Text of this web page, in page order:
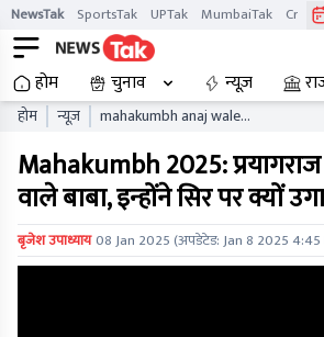
NewsTak SportsTak UPTak MumbaiTak
होम चुनाव न्यूज़
होम न्यूज़
mahakumbh anaj wale
why is he growing crops on
his head
Mahakumbh 2025:
वाले बाबा, इन्होंने सिर पर क्यों
बृजेश उपाध्याय08 Jan 2025(अपडेटेड:Jan 8 2025 4:45